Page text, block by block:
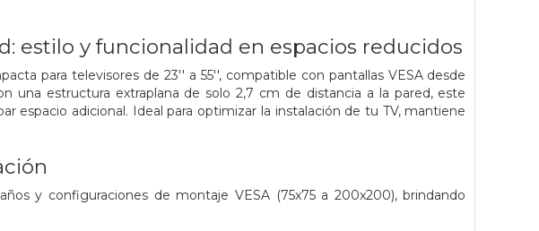
estilo y funcionalidad en espacios reducidos
para televisores de 23'' a 55'', compatible con pantallas VESA desde
una estructura extraplana de solo 2,7 cm de distancia a la pared, este
espacio adicional. Ideal para optimizar la instalación de tu TV, mantiene
y configuraciones de montaje VESA (75x75 a 200x200), brindando